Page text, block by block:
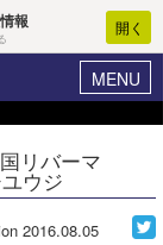
報 開く
MENU
ーム
リバーマ
ウジ
2016.08.05